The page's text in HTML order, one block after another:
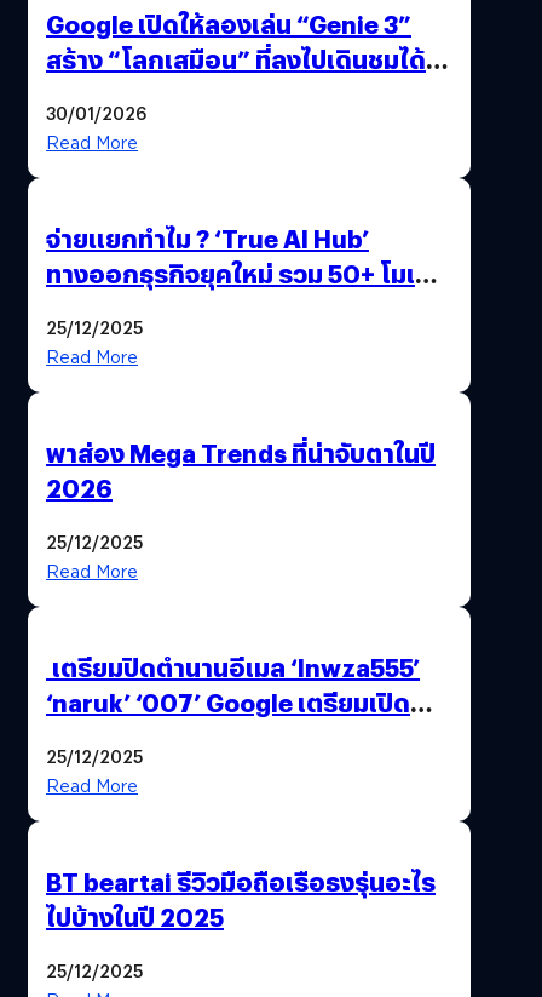
Google เปิดให้ลองเล่น “Genie 3”
สร้าง “โลกเสมือน” ที่ลงไปเดินชมได้
30/01/2026
Read More
จ่ายแยกทำไม ? ‘True AI Hub’
ทางออกธุรกิจยุคใหม่ รวม 50+ โมเดล
25/12/2025
Read More
พาส่อง Mega Trends ที่น่าจับตาในปี
2026
25/12/2025
Read More
เตรียมปิดตำนานอีเมล ‘lnwza555’
‘naruk’ ‘007’ Google เตรียมเปิด
25/12/2025
Read More
BT beartai รีวิวมือถือเรือธงรุ่นอะไร
ไปบ้างในปี 2025
25/12/2025